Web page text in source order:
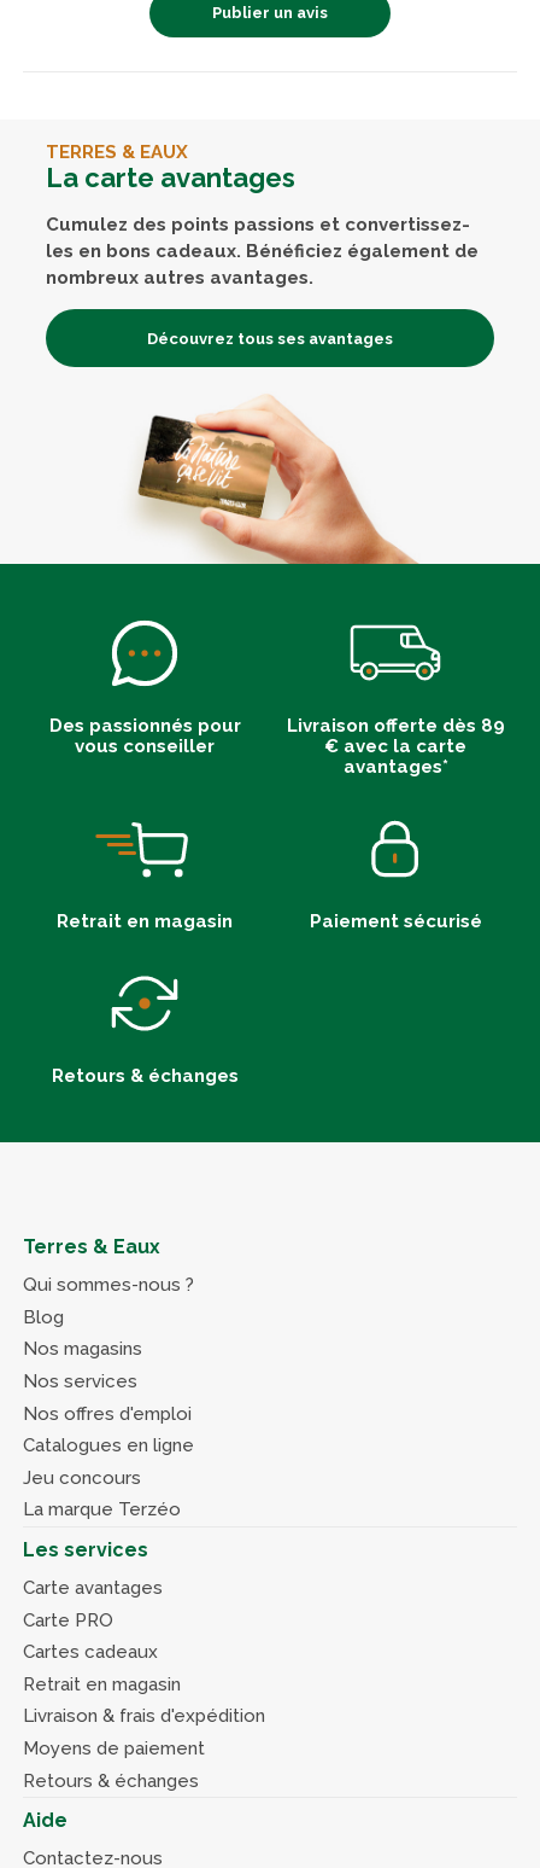
Publier un avis
TERRES & EAUX
La carte avantages
Cumulez des points passions et convertissez-
les en bons cadeaux. Bénéficiez également de
nombreux autres avantages.
Découvrez tous ses avantages
Des passionnés pour
vous conseiller
Livraison offerte dès 89
€ avec la carte
avantages*
Retrait en magasin Paiement sécurisé
Retours & échanges
Terres & Eaux
Qui sommes-nous ?
Blog
Nos magasins
Nos services
Nos offres d'emploi
Catalogues en ligne
Jeu concours
La marque Terzéo
Les services
Carte avantages
Carte PRO
Cartes cadeaux
Retrait en magasin
Livraison & frais d'expédition
Moyens de paiement
Retours & échanges
Aide
Contactez-nous